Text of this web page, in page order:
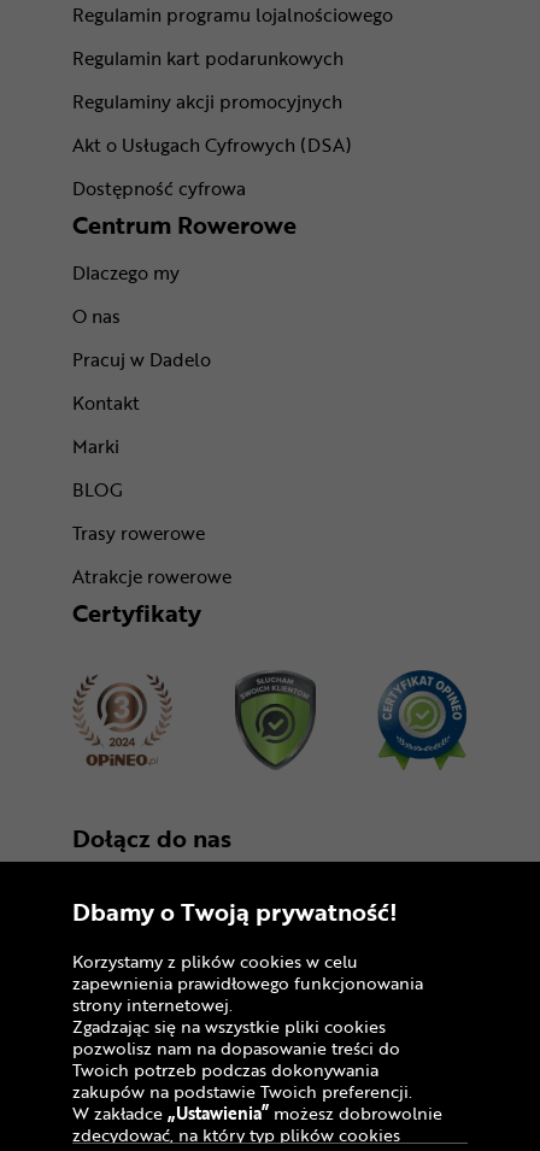
Regulamin programu lojalnościowego
Regulamin kart podarunkowych
Regulaminy akcji promocyjnych
Akt o Usługach Cyfrowych (DSA)
Dostępność cyfrowa
Centrum Rowerowe
Dlaczego my
O nas
Pracuj w Dadelo
Kontakt
Marki
BLOG
Trasy rowerowe
Atrakcje rowerowe
Certyfikaty
Dołącz do nas
Copyright © 2005 - 2026
Polityka prywatności i zasady korzystania z
serwisu
Informacja o plikach cookies
Dbamy o Twoją prywatność!
Korzystamy z plików cookies w celu
zapewnienia prawidłowego funkcjonowania
strony internetowej.
Zgadzając się na wszystkie pliki cookies
pozwolisz nam na dopasowanie treści do
Twoich potrzeb podczas dokonywania
zakupów na podstawie Twoich preferencji.
W zakładce„Ustawienia” możesz dobrowolnie
zdecydować, na który typ plików cookies